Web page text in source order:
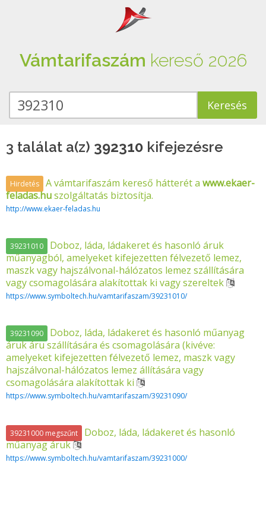
Vámtarifaszám kereső 2026
3 találat a(z) 392310 kifejezésre
Hirdetés A vámtarifaszám kereső hátterét awww.ekaer-
feladas.huszolgáltatás biztosítja.
http://www.ekaer-feladas.hu
39231010
Doboz, láda, ládakeret és hasonló áruk
műanyagból, amelyeket kifejezetten félvezető lemez,
maszk vagy hajszálvonal-hálózatos lemez szállítására
vagy csomagolására alakítottak ki vagy szereltek
https://www.symboltech.hu/vamtarifaszam/39231010/
39231090
Doboz, láda, ládakeret és hasonló műanyag
áruk áru szállítására és csomagolására (kivéve:
amelyeket kifejezetten félvezető lemez, maszk vagy
hajszálvonal-hálózatos lemez állítására vagy
csomagolására alakítottak ki
https://www.symboltech.hu/vamtarifaszam/39231090/
39231000 megszűnt
Doboz, láda, ládakeret és hasonló
műanyag áruk
https://www.symboltech.hu/vamtarifaszam/39231000/